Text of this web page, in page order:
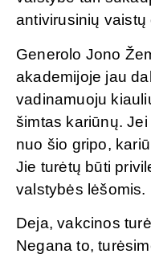
antivirusinių vaistų
Generolo Jono
akademijoje jau
vadinamuoju
šimtas kariūnų.
nuo šio gripo,
Jie turėtų būti
valstybės lėšomis.
Deja, vakcinos
Negana to,